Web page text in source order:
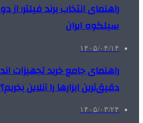
راهنمای انتخاب برند فیلتر؛ از
سیلکوه ایران
۱۴۰۵/۰۴/۱۴
راهنمای جامع خرید تجهیزات
دقیق‌ترین ابزارها را آنلاین بخریم؟
۱۴۰۵/۰۳/۲۴